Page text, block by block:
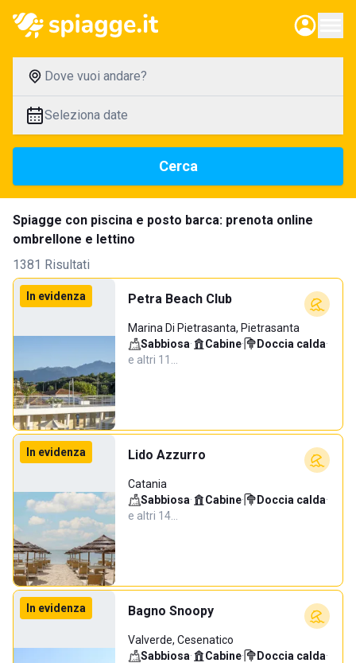
Dove vuoi andare?
Seleziona date
Cerca
Spiagge con piscina e posto barca: prenota online
ombrellone e lettino
1381 Risultati
In evidenza Petra Beach Club
Marina Di Pietrasanta, Pietrasanta
Sabbiosa· Cabine· Doccia calda·
e altri 11…
In evidenza Lido Azzurro
Catania
Sabbiosa· Cabine· Doccia calda·
e altri 14…
In evidenza Bagno Snoopy
Valverde, Cesenatico
Sabbiosa· Cabine· Doccia calda·